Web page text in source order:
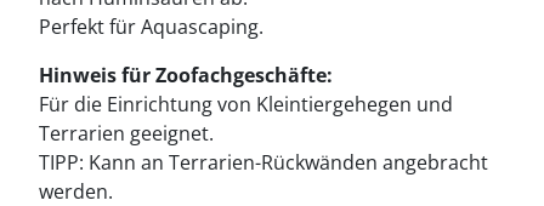
Perfekt für Aquascaping.
Hinweis für Zoofachgeschäfte:
Für die Einrichtung von Kleintiergehegen und
Terrarien geeignet.
TIPP: Kann an Terrarien-Rückwänden angebracht
werden.